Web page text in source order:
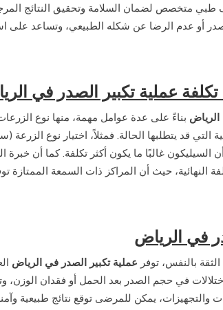
طبي متخصص لضمان السلامة وتحقيق النتائج
أو عدم الرضا عن شكله الطبيعي، وتساعد على
تكلفة عملية تكبير الصدر في
الرياض بناءً على عدة عوامل مهمة، منها نوع
التي قد يتطلبها الحالة. فمثلاً، اختيار نوع الزرعة
السيليكون غالبًا ما يكون أكثر تكلفة. كما أن خبرة
النهائية، حيث أن المراكز ذات السمعة الممتازة
في الرياض
بالنفس، توفر عملية تكبير الصدر في الرياض
في حجم الصدر بعد الحمل أو فقدان الوزن،
يمكن للمرضى توقع نتائج طبيعية